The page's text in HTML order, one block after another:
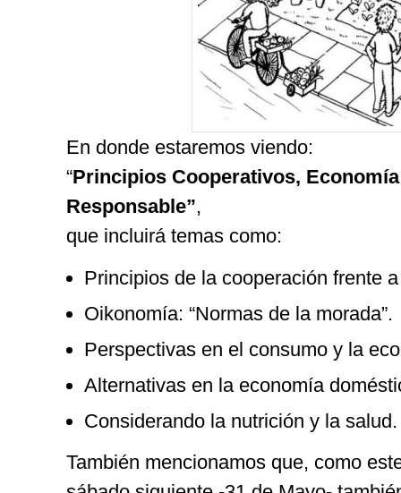
En donde estaremos viendo:
“Principios Cooperativos,
Responsable”,
que incluirá temas como:
Principios de la cooperación frente
Oikonomía: “Normas de la morada”.
Perspectivas en el consumo y la
Alternativas en la economía
Considerando la nutrición y la salud.
También mencionamos que, como